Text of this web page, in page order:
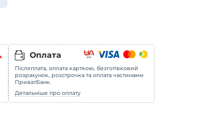
Оплата
Післяплата, оплата карткою, безготівковий
розрахунок, розстрочка та оплата частинами
ПриватБанк.
Детальніше про оплату